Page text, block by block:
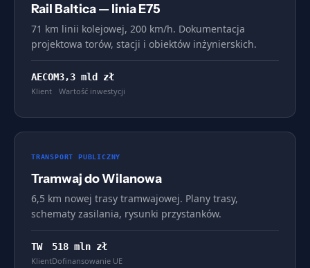
Rail Baltica — linia E75
71 km linii kolejowej, 200 km/h. Dokumentacja
projektowa torów, stacji i obiektów inżynierskich.
AECOM
Klient
3,3 mld zł
Wartość inwestycji
TRANSPORT PUBLICZNY
Tramwaj do Wilanowa
6,5 km nowej trasy tramwajowej. Plany trasy,
schematy zasilania, rysunki przystanków.
TW
Klient
518 mln zł
Dofinansowanie UE